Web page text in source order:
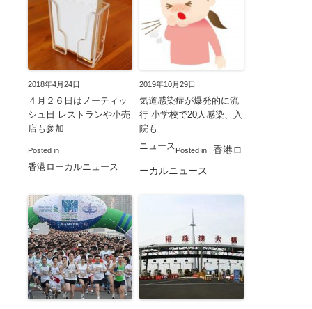
2018年4月24日
４月２６日はノーティッ
シュ日 レストランや小売
店も参加
Posted in
香港ローカルニュース
2019年10月29日
気道感染症が爆発的に流
行 小学校で20人感染、入
院も
Posted in
ニュース
香港ロ
ーカルニュース